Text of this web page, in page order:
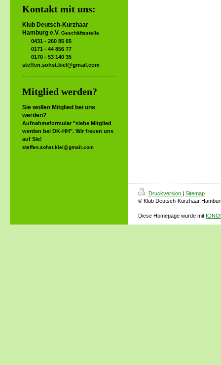
Kontakt mit uns:
Klub Deutsch-Kurzhaar
Hamburg e.V. Geschäftsstelle
0431 - 260 85 65
0171 - 44 856 77
0170 - 53 140 35
steffen.sohst.kiel@gmail.com
Mitglied werden?
Sie wollen Mitglied bei uns
werden?
Aufnahmeformular "siehe Mitglied
werden bei DK-HH". Wir freuen uns
auf Sie!
steffen.sohst.kiel@gmail.com
Druckversion | Sitemap
© Klub Deutsch-Kurzhaar
Diese Homepage wurde mit